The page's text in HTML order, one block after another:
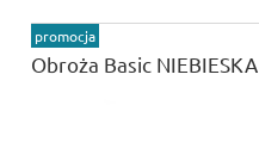
Obroża Basic NIEBIESKA
promocja